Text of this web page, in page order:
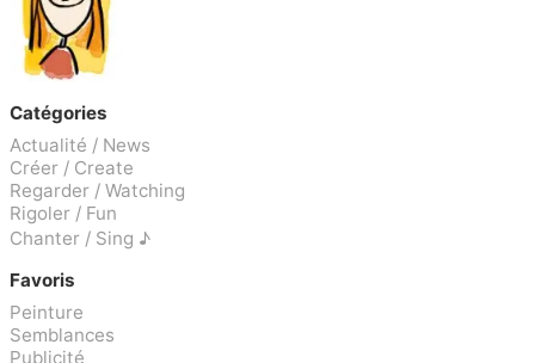
Catégories
Actualité / News
Créer / Create
Regarder / Watching
Rigoler / Fun
Chanter / Sing ♪
Favoris
Peinture
Semblances
Publicité